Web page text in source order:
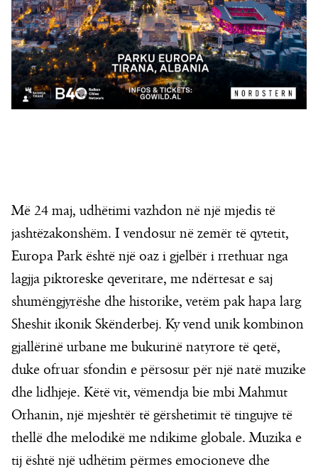
Më 24 maj, udhëtimi vazhdon në një mjedis të
jashtëzakonshëm. I vendosur në zemër të qytetit,
Europa Park është një oaz i gjelbër i rrethuar nga
lagjja piktoreske qeveritare, me ndërtesat e saj
shumëngjyrëshe dhe historike, vetëm pak hapa larg
Sheshit ikonik Skënderbej. Ky vend unik kombinon
gjallërinë urbane me bukurinë natyrore të qetë,
duke ofruar sfondin e përsosur për një natë muzike
dhe lidhjeje. Këtë vit, vëmendja bie mbi Mahmut
Orhanin, një mjeshtër të gërshetimit të tingujve të
thellë dhe melodikë me ndikime globale. Muzika e
tij është një udhëtim përmes emocioneve dhe